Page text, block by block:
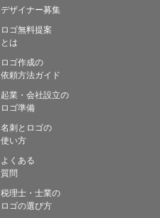
デザイナー募集
ロゴ無料提案
とは
ロゴ作成の
依頼方法ガイド
起業・会社設立の
ロゴ準備
名刺とロゴの
使い方
よくある
質問
税理士・士業の
ロゴの選び方